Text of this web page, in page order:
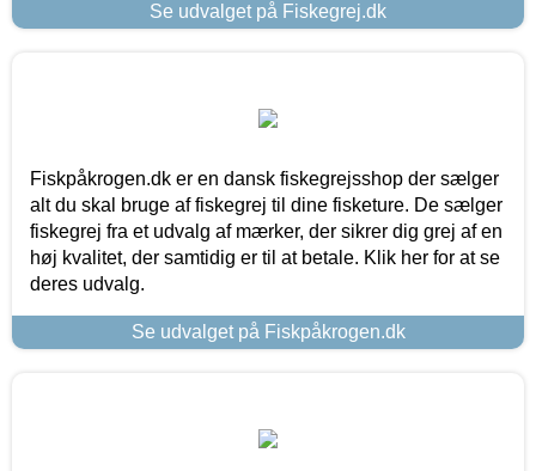
Se udvalget på Fiskegrej.dk
Fiskpåkrogen.dk er en dansk fiskegrejsshop der sælger
alt du skal bruge af fiskegrej til dine fisketure. De sælger
fiskegrej fra et udvalg af mærker, der sikrer dig grej af en
høj kvalitet, der samtidig er til at betale. Klik her for at se
deres udvalg.
Se udvalget på Fiskpåkrogen.dk